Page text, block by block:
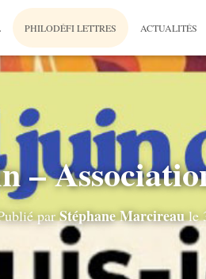
PHILODÉFI LETTRES ACTUALITÉS
–
parStéphane Marcireaule